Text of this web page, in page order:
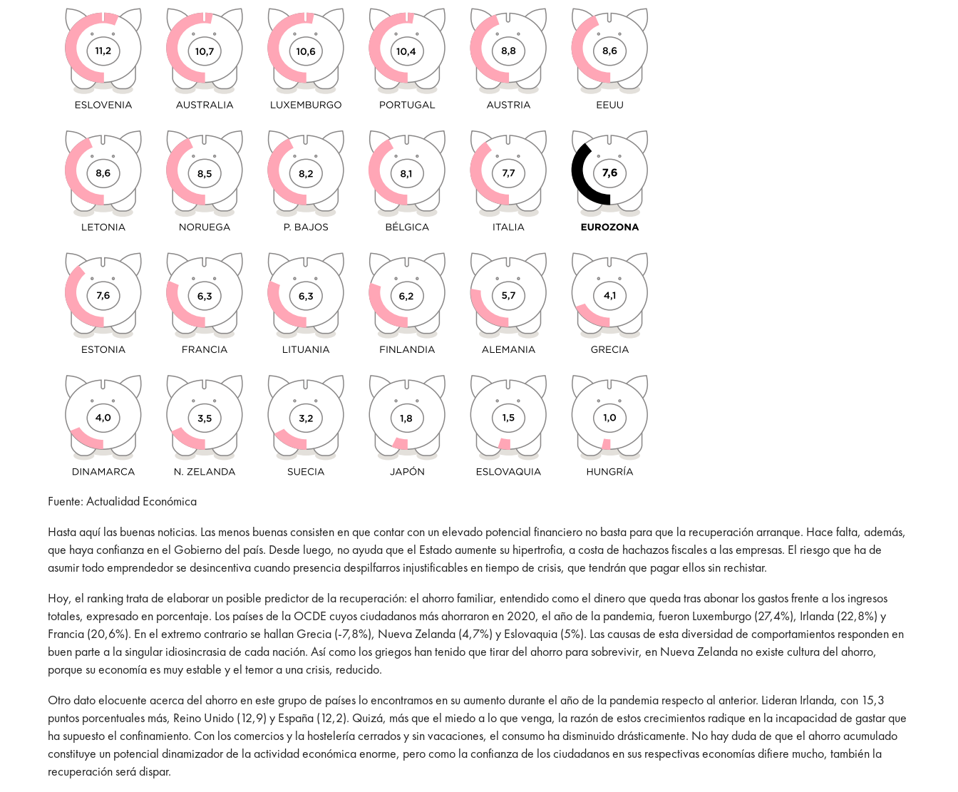
Fuente: Actualidad Económica
Hasta aquí las buenas noticias. Las menos buenas consisten en que contar con un elevado potencial financiero no basta para que la recuperación arranque. Hace falta, además,
que haya confianza en el Gobierno del país. Desde luego, no ayuda que el Estado aumente su hipertrofia, a costa de hachazos fiscales a las empresas. El riesgo que ha de
asumir todo emprendedor se desincentiva cuando presencia despilfarros injustificables en tiempo de crisis, que tendrán que pagar ellos sin rechistar.
Hoy, el ranking trata de elaborar un posible predictor de la recuperación: el ahorro familiar, entendido como el dinero que queda tras abonar los gastos frente a los ingresos
totales, expresado en porcentaje. Los países de la OCDE cuyos ciudadanos más ahorraron en 2020, el año de la pandemia, fueron Luxemburgo (27,4%), Irlanda (22,8%) y
Francia (20,6%). En el extremo contrario se hallan Grecia (-7,8%), Nueva Zelanda (4,7%) y Eslovaquia (5%). Las causas de esta diversidad de comportamientos responden en
buen parte a la singular idiosincrasia de cada nación. Así como los griegos han tenido que tirar del ahorro para sobrevivir, en Nueva Zelanda no existe cultura del ahorro,
porque su economía es muy estable y el temor a una crisis, reducido.
Otro dato elocuente acerca del ahorro en este grupo de países lo encontramos en su aumento durante el año de la pandemia respecto al anterior. Lideran Irlanda, con 15,3
puntos porcentuales más, Reino Unido (12,9) y España (12,2). Quizá, más que el miedo a lo que venga, la razón de estos crecimientos radique en la incapacidad de gastar que
ha supuesto el confinamiento. Con los comercios y la hostelería cerrados y sin vacaciones, el consumo ha disminuido drásticamente. No hay duda de que el ahorro acumulado
constituye un potencial dinamizador de la actividad económica enorme, pero como la confianza de los ciudadanos en sus respectivas economías difiere mucho, también la
recuperación será dispar.